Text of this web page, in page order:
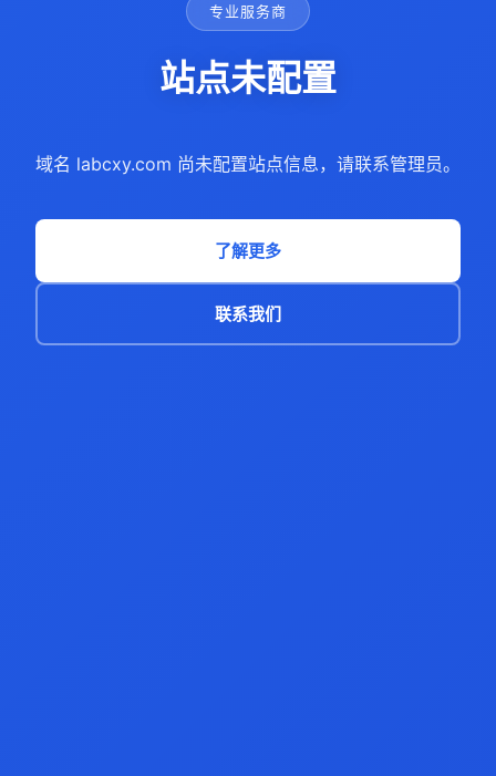
专业服务商
站点未配置
域名 labcxy.com 尚未配置站点信息，请联系管理员。
了解更多
联系我们